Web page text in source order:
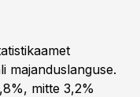
majanduslanguse.
mitte 3,2%